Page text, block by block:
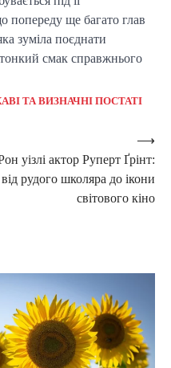
попереду ще багато глав
зуміла поєднати
тонкий смак справжнього
ТА ВИЗНАЧНІ ПОСТАТІ
уізлі актор Руперт Ґрінт:
від рудого школяра до ікони
світового кіно
⟶